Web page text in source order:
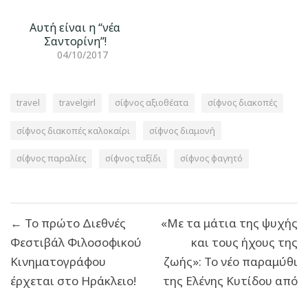
Αυτή είναι η “νέα
Σαντορίνη”!
04/10/2017
travel travelgirl σίφνος αξιοθέατα σίφνος διακοπές
σίφνος διακοπές καλοκαίρι σίφνος διαμονή
σίφνος παραλίες σίφνος ταξίδι σίφνος φαγητό
άρθρων
← Το πρώτο Διεθνές
Φεστιβάλ Φιλοσοφικού
Κινηματογράφου
έρχεται στο Ηράκλειο!
«Με τα μάτια της ψυχής
και τους ήχους της
ζωής»: Το νέο παραμύθι
της Ελένης Κυτίδου από